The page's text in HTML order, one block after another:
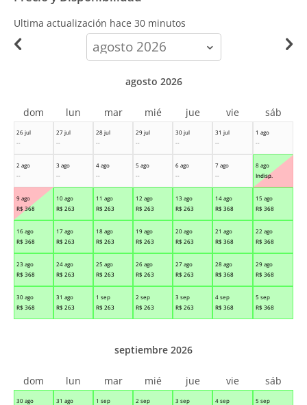
Ultima actualización hace 30 minutos
calendar-
month
26 jul
--
27 jul
--
28 jul
--
29 jul
--
30 jul
--
31 jul
--
1 ago
--
2 ago
--
3 ago
--
4 ago
--
5 ago
--
6 ago
--
7 ago
--
8 ago
Indisp.
9 ago
R$ 368
10 ago
R$ 263
11 ago
R$ 263
12 ago
R$ 263
13 ago
R$ 263
14 ago
R$ 368
15 ago
R$ 368
16 ago
R$ 368
17 ago
R$ 263
18 ago
R$ 263
19 ago
R$ 263
20 ago
R$ 263
21 ago
R$ 368
22 ago
R$ 368
23 ago
R$ 368
24 ago
R$ 263
25 ago
R$ 263
26 ago
R$ 263
27 ago
R$ 263
28 ago
R$ 368
29 ago
R$ 368
30 ago
R$ 368
31 ago
R$ 263
1 sep
R$ 263
2 sep
R$ 263
3 sep
R$ 263
4 sep
R$ 368
5 sep
R$ 368
agosto 2026
dom lun mar mié jue vie sáb
30 ago 31 ago 1 sep 2 sep 3 sep 4 sep 5 sep
septiembre 2026
dom lun mar mié jue vie sáb